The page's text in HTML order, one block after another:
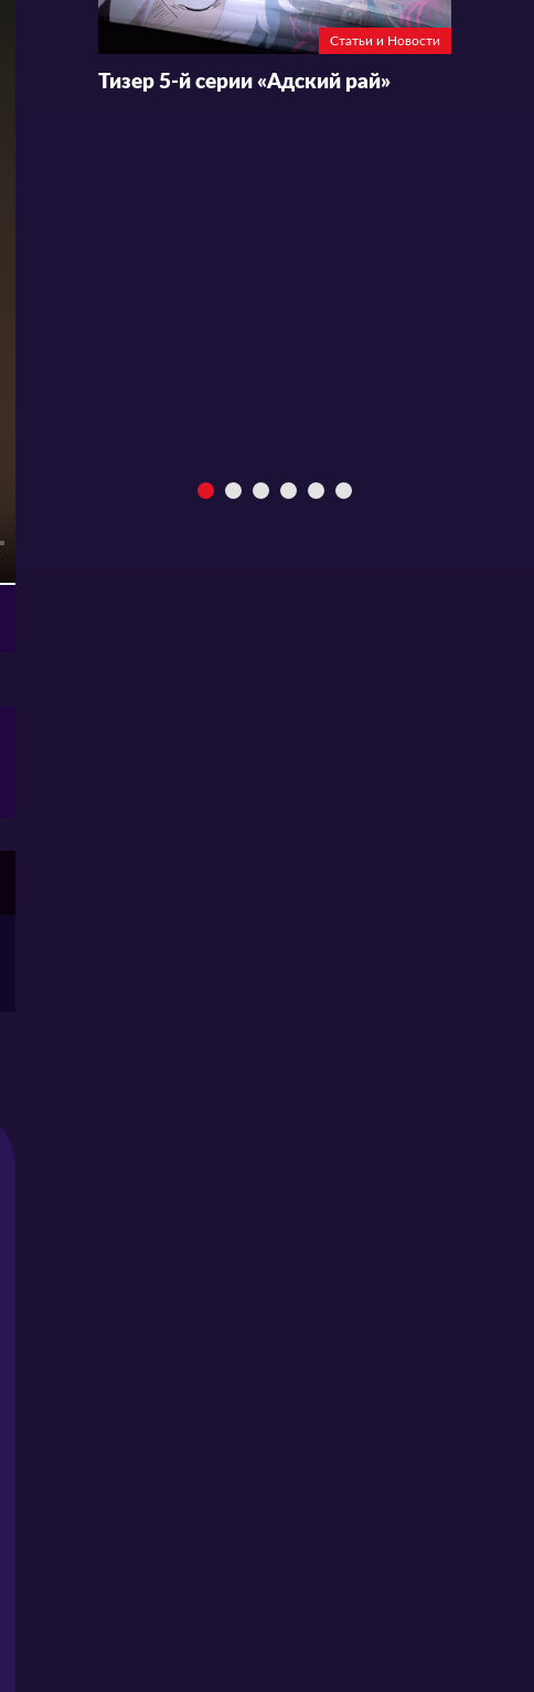
Статьи и Новости
Тизер 5-й серии «Адский рай»